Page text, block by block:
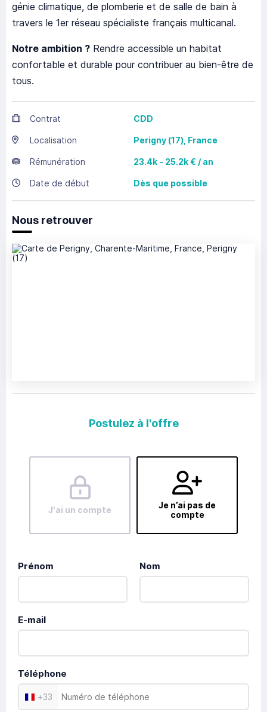
génie climatique, de plomberie et de salle de bain à
travers le 1er réseau spécialiste français multicanal.
Notre ambition ? Rendre accessible un habitat
confortable et durable pour contribuer au bien-être de
tous.
Contrat CDD
Localisation Perigny (17), France
Rémunération 23.4k - 25.2k € / an
Date de début Dès que possible
Nous retrouver
Postulez à l'offre
J'ai un compte
Je n’ai pas de
compte
Prénom Nom
E-mail
Téléphone
+33